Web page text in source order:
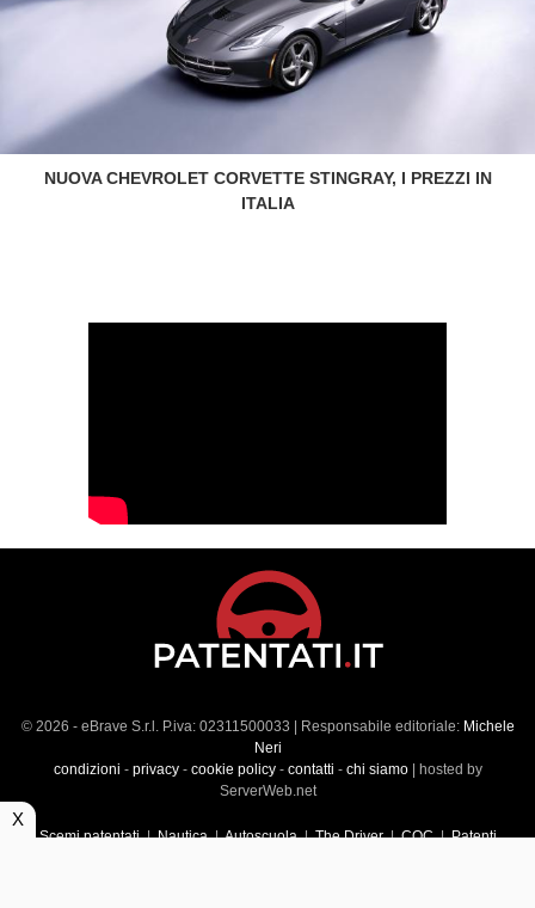
NUOVA CHEVROLET CORVETTE STINGRAY, I PREZZI IN
ITALIA
© 2026 - eBrave S.r.l. P.iva: 02311500033 | Responsabile editoriale: Michele
Neri
condizioni - privacy- cookie policy- contatti - chi siamo| hosted by
ServerWeb.net
Scemi patentati|Nautica|Autoscuola|The Driver|CQC|Patenti
X